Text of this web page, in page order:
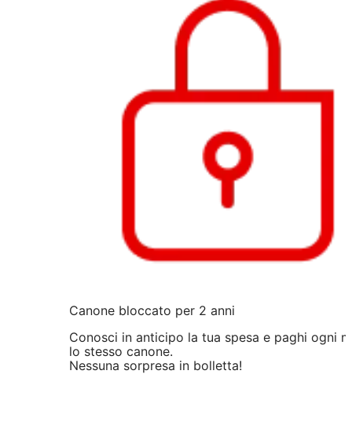
Canone bloccato per 2 anni
Conosci in anticipo la tua spesa e paghi ogni
lo stesso canone.
Nessuna sorpresa in bolletta!